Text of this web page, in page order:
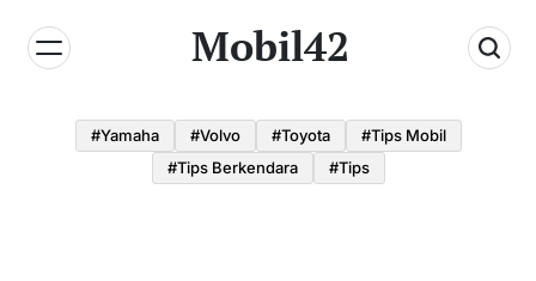
Mobil42
#yamaha #volvo #toyota
#tips Mobil
#tips Berkendara
#tips